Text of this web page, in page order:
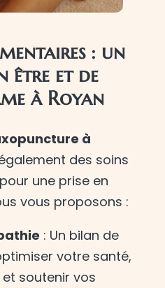
: un
être et de
à Royan
à
des soins
une prise en
vous proposons :
: Un bilan de
votre santé,
soutenir vos